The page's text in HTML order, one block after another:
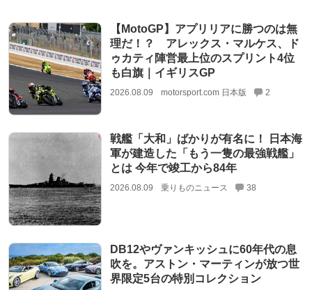
【MotoGP】アプリリアに勝つのは無
理だ！？ アレックス・マルケス、ド
ゥカティ陣営最上位のスプリント4位
も白旗｜イギリスGP
2026.08.09 motorsport.com 日本版 2
戦艦「大和」ばかりが有名に！ 日本海
軍が建造した「もう一隻の最強戦艦」
とは 今年で竣工から84年
2026.08.09 乗りものニュース 38
DB12やヴァンキッシュに60年代の息
吹を。アストン・マーティンが放つ世
界限定5台の特別コレクション